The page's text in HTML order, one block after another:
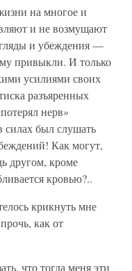
на многое и
и не возмущают
и убеждения —
привыкли. И только
усилиями своих
разъяренных
нерв»
силах был слушать
Как могут,
другом, кроме
кровью?..
крикнуть мне
как от
что тогда меня эти